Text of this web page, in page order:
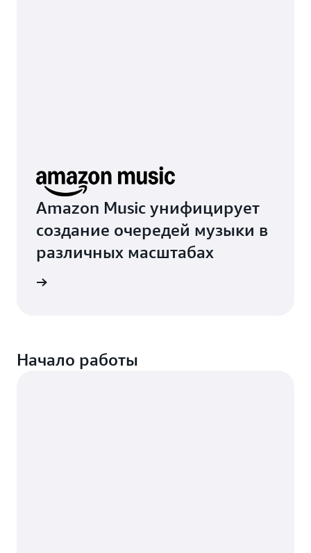
Amazon Music унифицирует
создание очередей музыки в
различных масштабах
Начало работы